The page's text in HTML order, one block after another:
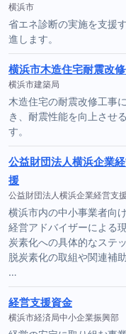
横浜市
省エネ診断の実施を支援
進します。
横浜市木造住宅耐震改
横浜市建築局
木造住宅の耐震改修工事
き、耐震性能を向上させ
す。
公益財団法人横浜企業
援
公益財団法人横浜企業経営支
横浜市内の中小事業者向
経営アドバイザーによる
炭素化への具体的なステ
脱炭素化の取組や関連補
…
経営支援資金
横浜市経済局中小企業振興部